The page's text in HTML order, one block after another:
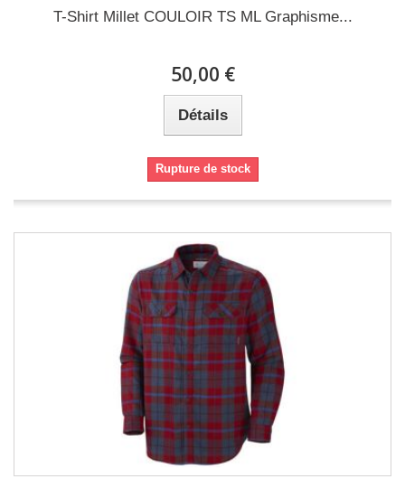
T-Shirt Millet COULOIR TS ML Graphisme...
50,00 €
Détails
Rupture de stock